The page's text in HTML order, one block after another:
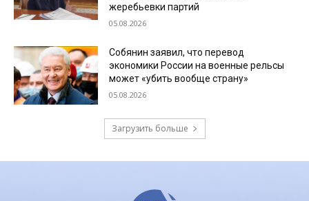
жеребьевки партий
05.08.2026
Собянин заявил, что перевод
экономики России на военные рельсы
может «убить вообще страну»
05.08.2026
Загрузить больше